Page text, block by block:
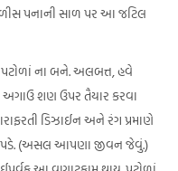
પનાની સાળ પર આ જટિલ
ના બને. અલબત્ત, હવે
અગાઉ શણ ઉપર તૈયાર કરવા
ડિઝાઈન અને રંગ પ્રમાણે
પડે. (અસલ આપણા જીવન જેવું.)